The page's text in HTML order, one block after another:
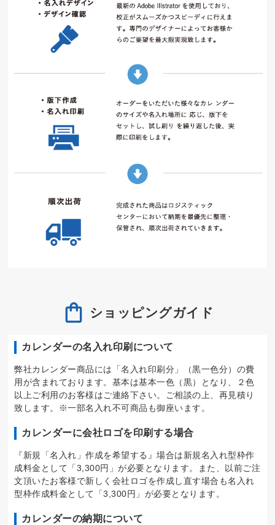
ショッピングガイド
カレンダーの名入れ印刷について
弊社カレンダー商品には「名入れ印刷分」（黒一色分）の費
用が含まれております。基本は基本一色（黒）となり、２色
以上ご利用のお客様はご連絡下さい。ご相談の上、再見積り
致します。※一部名入れ不可商品も御座います。
カレンダーに会社ロゴを印刷する場合
『新規「名入れ」作成を希望する』場合は新規名入れ型枠作
成料金として「3,300円」が必要となります。また、以前ご注
文頂いたお客様で新しく会社ロゴを作成し直す場合も名入れ
型枠作成料金として「3,300円」が必要となります。
カレンダーの納期について